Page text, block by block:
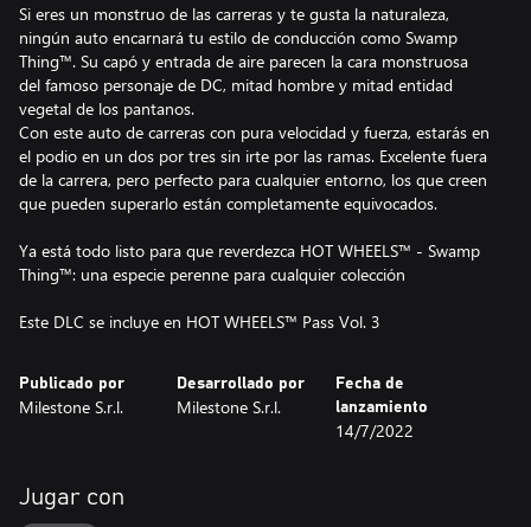
Si eres un monstruo de las carreras y te gusta la naturaleza,
ningún auto encarnará tu estilo de conducción como Swamp
Thing™. Su capó y entrada de aire parecen la cara monstruosa
del famoso personaje de DC, mitad hombre y mitad entidad
vegetal de los pantanos.
Con este auto de carreras con pura velocidad y fuerza, estarás en
el podio en un dos por tres sin irte por las ramas. Excelente fuera
de la carrera, pero perfecto para cualquier entorno, los que creen
que pueden superarlo están completamente equivocados.
Ya está todo listo para que reverdezca HOT WHEELS™ - Swamp
Thing™: una especie perenne para cualquier colección
Este DLC se incluye en HOT WHEELS™ Pass Vol. 3
Publicado por
Milestone S.r.l.
Desarrollado por
Milestone S.r.l.
Fecha de
lanzamiento
14/7/2022
Jugar con